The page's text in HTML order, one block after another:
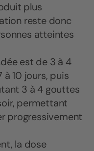
plus
reste donc
atteintes
est de 3 à 4
10 jours, puis
3 à 4 gouttes
permettant
progressivement
la dose